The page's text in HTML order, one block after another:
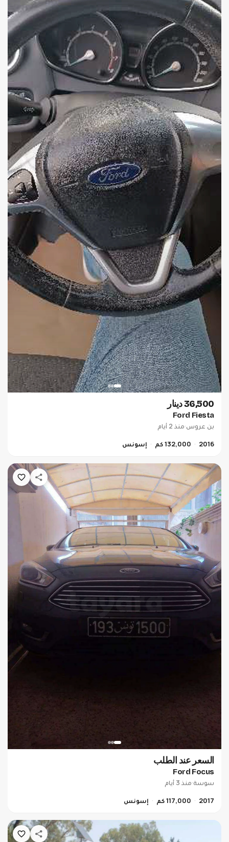
36,500 دينار
Ford Fiesta
بن عروس·منذ 2 أيام
2016
132,000 كم إسونس
السعر عند الطلب
Ford Focus
سوسة·منذ 3 أيام
2017
117,000 كم إسونس